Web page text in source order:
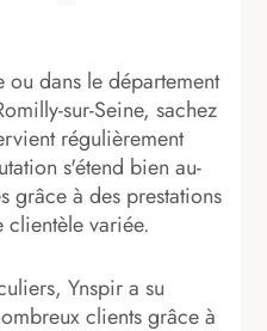
ou dans le département
sur-Seine, sachez
régulièrement
s'étend bien au-
grâce à des prestations
variée.
Ynspir a su
clients grâce à